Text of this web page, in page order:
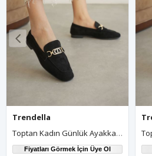
Trendella
Toptan Kadın Günlük Ayakkabı TR27MS01A